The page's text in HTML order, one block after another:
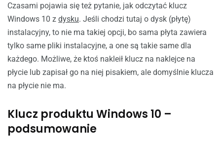
Czasami pojawia się też pytanie, jak odczytać klucz
Windows 10 z dysku. Jeśli chodzi tutaj o dysk (płytę)
instalacyjny, to nie ma takiej opcji, bo sama płyta zawiera
tylko same pliki instalacyjne, a one są takie same dla
każdego. Możliwe, że ktoś nakleił klucz na naklejce na
płycie lub zapisał go na niej pisakiem, ale domyślnie klucza
na płycie nie ma.
Klucz produktu Windows 10 –
podsumowanie